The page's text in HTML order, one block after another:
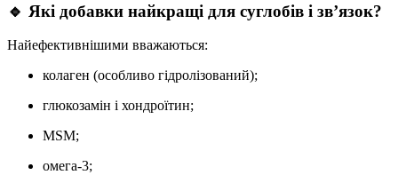
🔹 Які добавки найкращі для суглобів і зв’язок?
Найефективнішими вважаються:
колаген (особливо гідролізований);
глюкозамін і хондроїтин;
MSM;
омега-3;